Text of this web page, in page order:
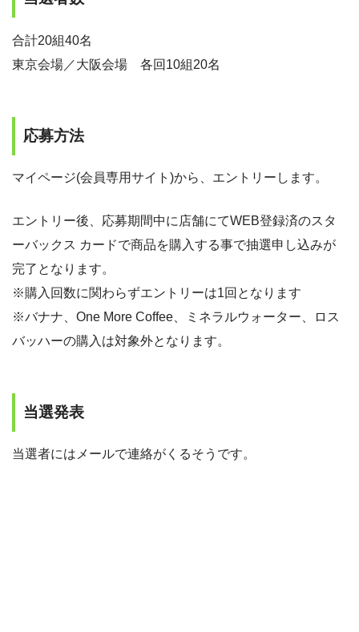
合計20組40名
東京会場／大阪会場 各回10組20名
応募方法
マイページ(会員専用サイト)から、エントリーします。
エントリー後、応募期間中に店舗にてWEB登録済のスタ
ーバックス カードで商品を購入する事で抽選申し込みが
完了となります。
※購入回数に関わらずエントリーは1回となります
※バナナ、One More Coffee、ミネラルウォーター、ロス
バッハーの購入は対象外となります。
当選発表
当選者にはメールで連絡がくるそうです。